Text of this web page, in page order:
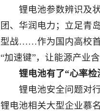
锂电池参数辨识及
团、华润电力；立足青
型战……作为国内高校首
“加速键”，让能源产业
锂电池有了“心率检
锂电池安全问题对
锂电池相关大型企业慕